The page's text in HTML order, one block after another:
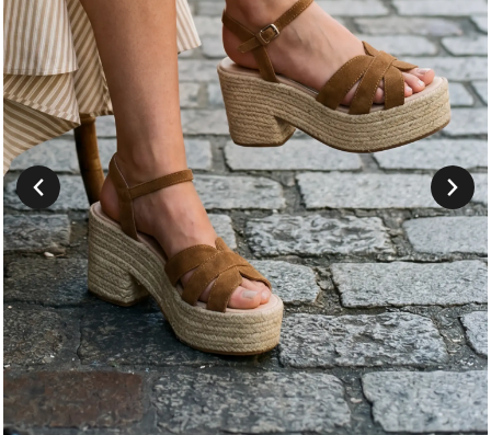
Précedent Suivant